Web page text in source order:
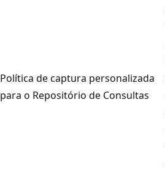
Política de captura personalizada
para o Repositório de Consultas